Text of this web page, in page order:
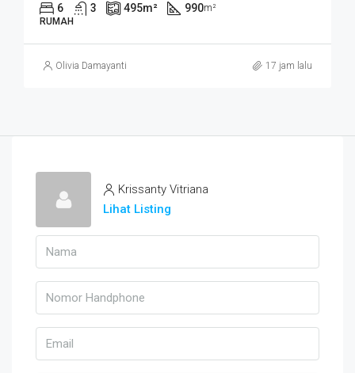
6 3 495m² 990m²
RUMAH
Olivia Damayanti 17 jam lalu
Krissanty Vitriana
Lihat Listing